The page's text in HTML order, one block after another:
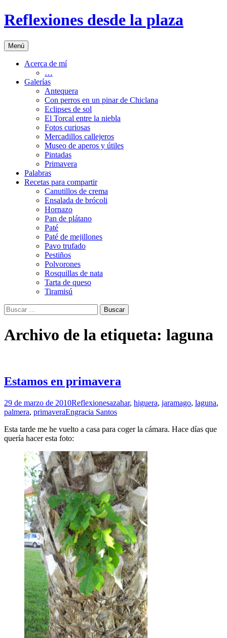
Saltar
al
Reflexiones desde la plaza
Menú
Acerca de mí
…
Galerías
Antequera
Con perros en un pinar de Chiclana
Eclipses de sol
El Torcal entre la niebla
Fotos curiosas
Mercadillos callejeros
Museo de aperos y útiles
Pintadas
Primavera
Palabras
Recetas para compartir
Canutillos de crema
Ensalada de brócoli
Hornazo
Pan de plátano
Paté
Paté de mejillones
Pavo trufado
Pestiños
Polvorones
Rosquillas de nata
Tarta de queso
Tiramisú
Buscar:
Archivo de la etiqueta: laguna
Estamos en primavera
29 de marzo de 2010Reflexionesazahar, higuera, jaramago, laguna,
palmera, primaveraEngracia Santos
Esta tarde me he vuelto a casa para coger la cámara. Hace días que
quería hacer esta foto: